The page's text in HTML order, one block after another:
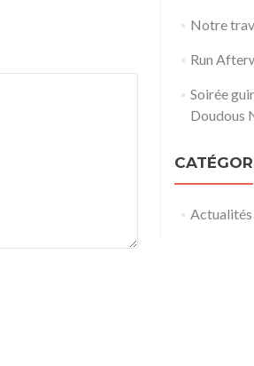
Notre
Run
Soirée
Doudous
Actualités